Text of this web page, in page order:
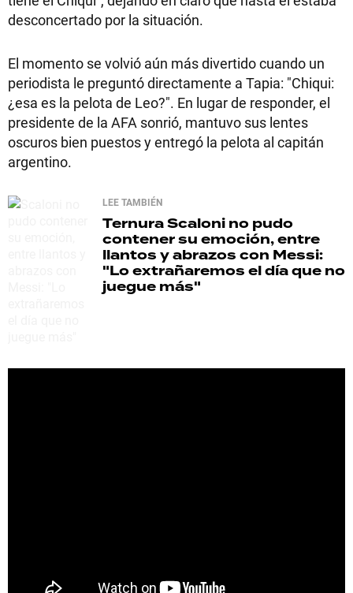
desconcertado por la situación.
El momento se volvió aún más divertido cuando un
periodista le preguntó directamente a Tapia: "Chiqui:
¿esa es la pelota de Leo?". En lugar de responder, el
presidente de la AFA sonrió, mantuvo sus lentes
oscuros bien puestos y entregó la pelota al capitán
argentino.
LEE TAMBIÉN
TernuraScaloni no pudo
contener su emoción, entre
llantos y abrazos con Messi:
"Lo extrañaremos el día que no
juegue más"